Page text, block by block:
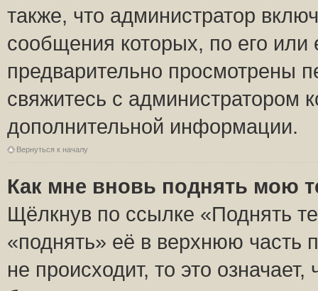
также, что администратор
сообщения которых, по его
предварительно просмотрены
свяжитесь с администратором
дополнительной информации.
Вернуться к началу
Как мне вновь поднять мою
Щёлкнув по ссылке «Поднять
«поднять» её в верхнюю часть
не происходит, то это